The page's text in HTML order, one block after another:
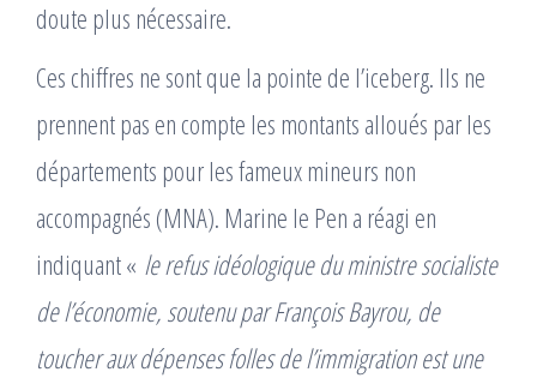
doute plus nécessaire.
Ces chiffres ne sont que la pointe de l’iceberg. Ils ne
prennent pas en compte les montants alloués par les
départements pour les fameux mineurs non
accompagnés (MNA). Marine le Pen a réagi en
indiquant « le refus idéologique du ministre socialiste
de l’économie, soutenu par François Bayrou, de
toucher aux dépenses folles de l’immigration est une